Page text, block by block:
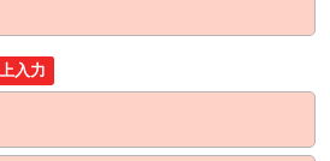
入力